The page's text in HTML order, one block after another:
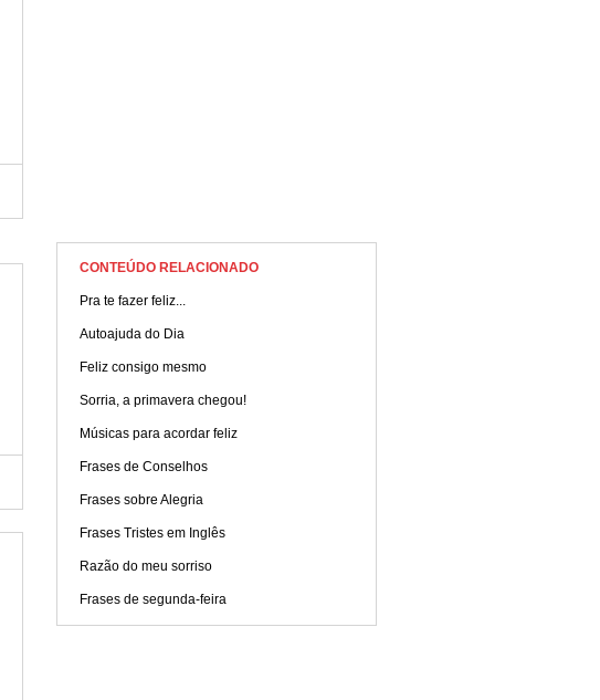
CONTEÚDO RELACIONADO
Pra te fazer feliz...
Autoajuda do Dia
Feliz consigo mesmo
Sorria, a primavera chegou!
Músicas para acordar feliz
Frases de Conselhos
Frases sobre Alegria
Frases Tristes em Inglês
Razão do meu sorriso
Frases de segunda-feira